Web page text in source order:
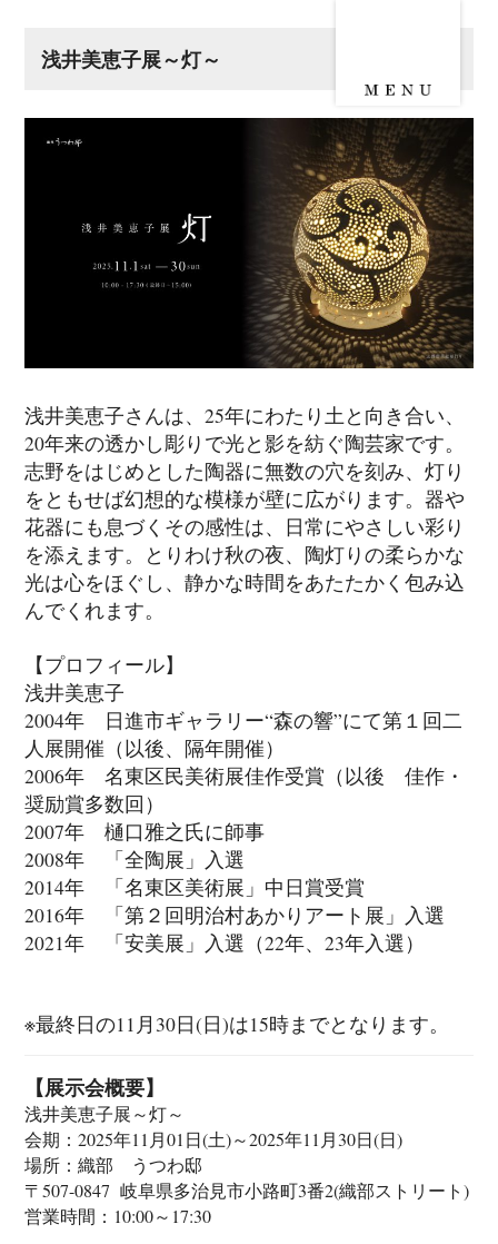
浅井美恵子展～灯～
浅井美恵子さんは、25年にわたり土と向き合い、
20年来の透かし彫りで光と影を紡ぐ陶芸家です。
志野をはじめとした陶器に無数の穴を刻み、灯り
をともせば幻想的な模様が壁に広がります。器や
花器にも息づくその感性は、日常にやさしい彩り
を添えます。とりわけ秋の夜、陶灯りの柔らかな
光は心をほぐし、静かな時間をあたたかく包み込
んでくれます。
【プロフィール】
浅井美恵子
2004年 日進市ギャラリー“森の響”にて第１回二
人展開催（以後、隔年開催）
2006年 名東区民美術展佳作受賞（以後 佳作・
奨励賞多数回）
2007年 樋口雅之氏に師事
2008年 「全陶展」入選
2014年 「名東区美術展」中日賞受賞
2016年 「第２回明治村あかりアート展」入選
2021年 「安美展」入選（22年、23年入選）
※最終日の11月30日(日)は15時までとなります。
【展示会概要】
浅井美恵子展～灯～
会期：2025年11月01日(土)～2025年11月30日(日)
場所：織部 うつわ邸
〒507-0847 岐阜県多治見市小路町3番2(織部ストリート)
営業時間：10:00～17:30